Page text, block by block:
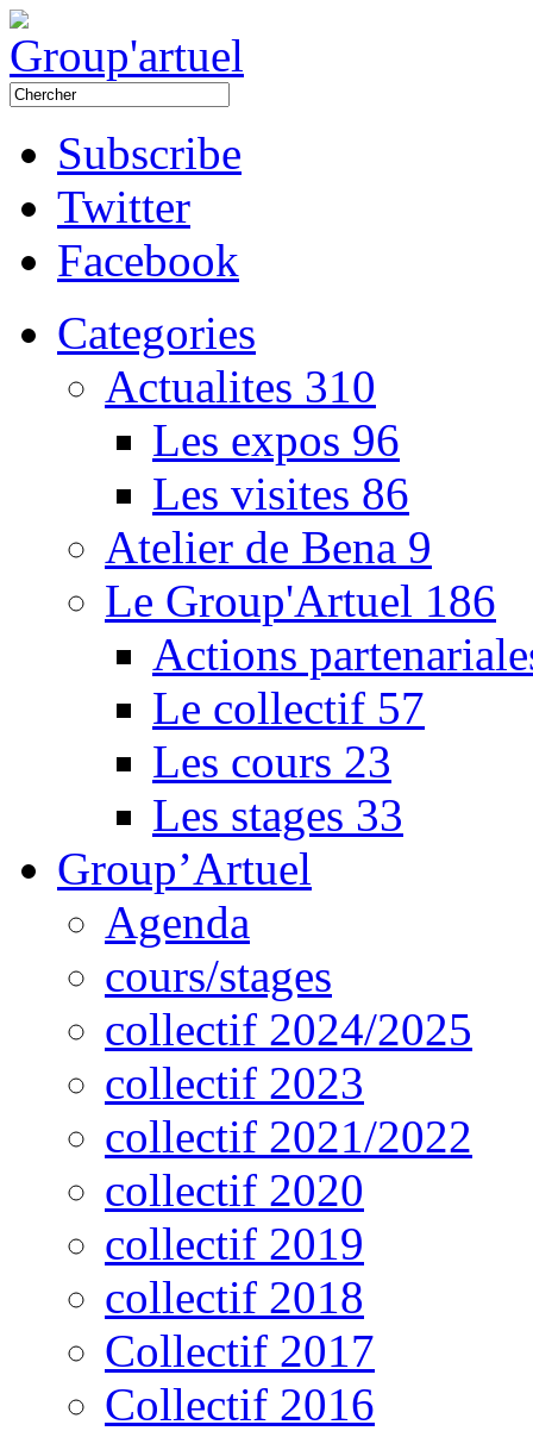
Subscribe
Twitter
Facebook
Categories
Actualites 310
Les expos 96
Les visites 86
Atelier de Bena 9
Le Group'Artuel 186
Actions
Le collectif 57
Les cours 23
Les stages 33
Group’Artuel
Agenda
cours/stages
collectif 2024/2025
collectif 2023
collectif 2021/2022
collectif 2020
collectif 2019
collectif 2018
Collectif 2017
Collectif 2016